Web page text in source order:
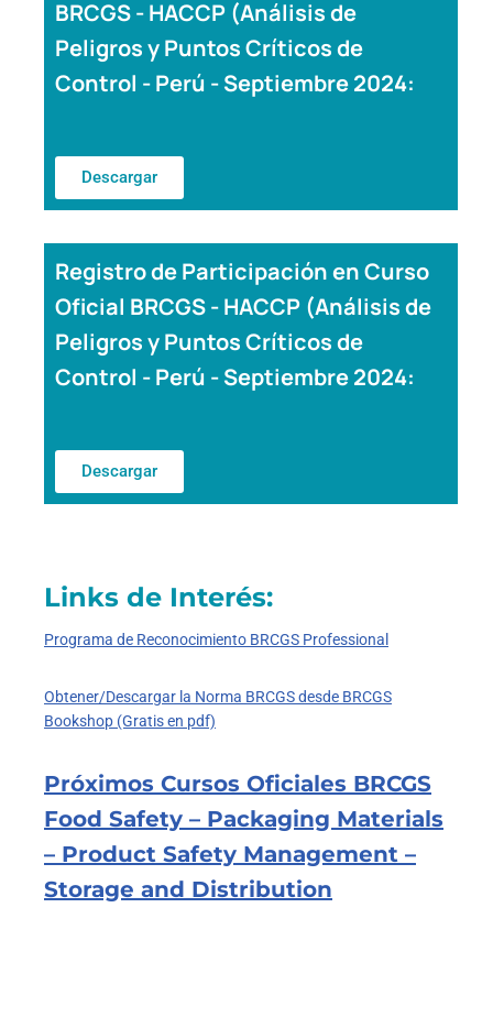
BRCGS - HACCP (Análisis de
Peligros y Puntos Críticos de
Control - Perú - Septiembre 2024:
Descargar
Registro de Participación en Curso
Oficial BRCGS - HACCP (Análisis de
Peligros y Puntos Críticos de
Control - Perú - Septiembre 2024:
Descargar
Links de Interés:
Programa de Reconocimiento BRCGS Professional
Obtener/Descargar la Norma BRCGS desde BRCGS
Bookshop (Gratis en pdf)
Próximos Cursos Oficiales BRCGS
Food Safety – Packaging Materials
– Product Safety Management –
Storage and Distribution